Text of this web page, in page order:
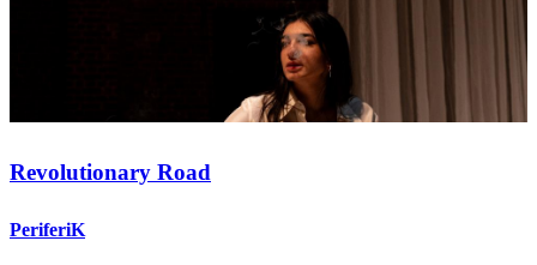
Revolutionary Road
PeriferiK